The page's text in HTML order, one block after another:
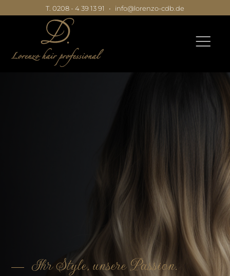
|
|
|
T. 0208 - 4 39 13 91 • info@lorenzo-cdb.de
Ihr Style, unsere Passion.